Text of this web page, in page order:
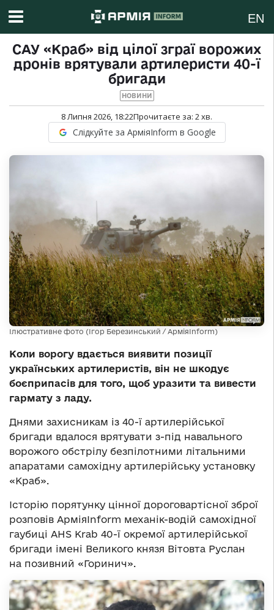
EN
САУ «Краб» від цілої зграї ворожих
дронів врятували артилеристи 40-ї
бригади
НОВИНИ
8 Липня 2026, 18:22Прочитаєте за: 2хв.
Слідкуйте за АрміяInform в Google
Ілюстративне фото (Ігор Березинський / АрміяInform)
Коли ворогу вдається виявити позиції
українських артилеристів, він не шкодує
боєприпасів для того, щоб уразити та вивести
гармату з ладу.
Днями захисникам із 40-ї артилерійської
бригади вдалося врятувати з-під навального
ворожого обстрілу безпілотними літальними
апаратами самохідну артилерійську установку
«Краб».
Історію порятунку цінної дороговартісної зброї
розповів АрміяInform механік-водій самохідної
гаубиці AHS Krab 40-ї окремої артилерійської
бригади імені Великого князя Вітовта Руслан
на позивний «Горинич».